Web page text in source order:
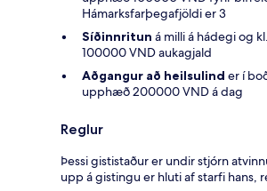
Hámarksfarþegafjöldi er 3
Síðinnritun á milli á hádegi og
100000 VND aukagjald
Aðgangur að heilsulind er í
upphæð 200000 VND á dag
Reglur
Þessi gististaður er undir stjórn
upp á gistingu er hluti af starfi hans,